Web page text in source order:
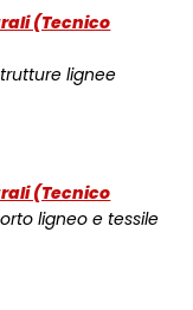
(Tecnico
lignee
(Tecnico
ligneo e tessile